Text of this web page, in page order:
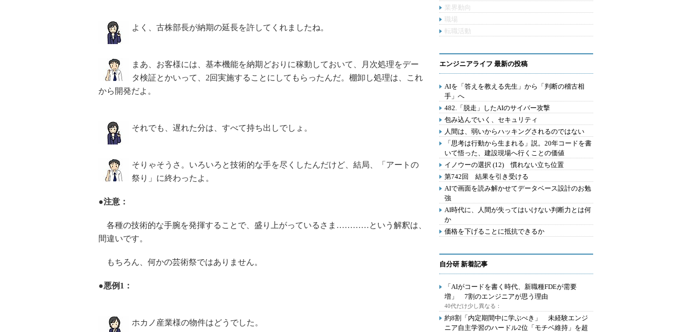
よく、古株部長が納期の延長を許してくれましたね。
まあ、お客様には、基本機能を納期どおりに稼動しておいて、月次処理をデー
タ検証とかいって、2回実施することにしてもらったんだ。棚卸し処理は、これ
から開発だよ。
それでも、遅れた分は、すべて持ち出しでしょ。
そりゃそうさ。いろいろと技術的な手を尽くしたんだけど、結局、「アートの
祭り」に終わったよ。
●注意：
各種の技術的な手腕を発揮することで、盛り上がっているさま…………という解釈は、
間違いです。
もちろん、何かの芸術祭ではありません。
●悪例1：
ホカノ産業様の物件はどうでした。
業界動向
職場
転職活動
エンジニアライフ 最新の投稿
AIを「答えを教える先生」から「判断の稽古相
手」へ
482.「脱走」したAIのサイバー攻撃
包み込んでいく、セキュリティ
人間は、弱いからハッキングされるのではない
「思考は行動から生まれる」説。20年コードを書
いて悟った、建設現場へ行くことの価値
イノウーの選択 (12) 慣れない立ち位置
第742回 結果を引き受ける
AIで画面を読み解かせてデータベース設計のお勉
強
AI時代に、人間が失ってはいけない判断力とは何
か
価格を下げることに抵抗できるか
自分研 新着記事
「AIがコードを書く時代、新職種FDEが需要
増」 7割のエンジニアが思う理由
40代だけ少し異なる：
約8割「内定期間中に学ぶべき」 未経験エンジ
ニア自主学習のハードル2位「モチベ維持」を超